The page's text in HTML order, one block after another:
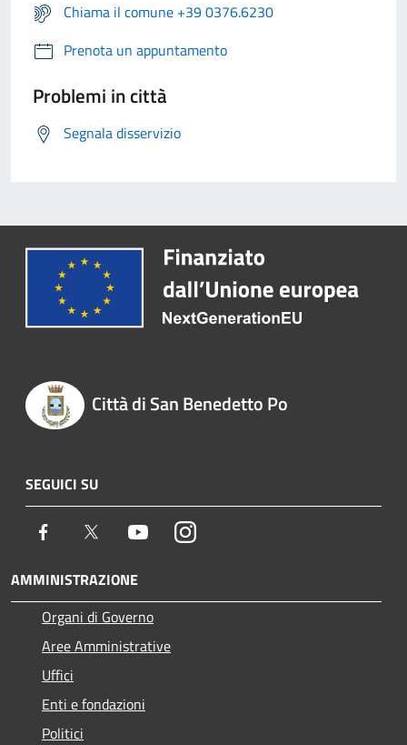
Chiama il comune +39 0376.6230
Prenota un appuntamento
Problemi in città
Segnala disservizio
Città di San Benedetto Po
SEGUICI SU
Facebook Twitter YoutubeInstagram
AMMINISTRAZIONE
Organi di Governo
Aree Amministrative
Uffici
Enti e fondazioni
Politici